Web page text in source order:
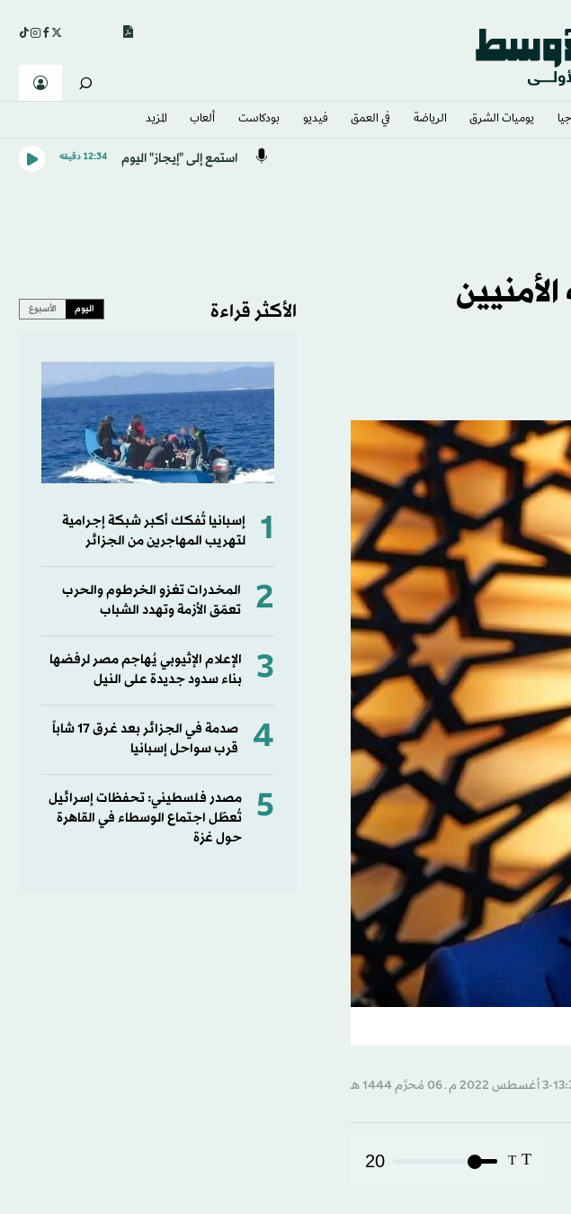
يوميات الشرق​ الرياضة في العمق فيديو بودكاست ألعاب المزيد
استمع إلى "إيجاز" اليوم 12:34 دقيقه
T
T
20
الأكثر قراءة اليوم الأسبوع
1
إسبانيا تُفكك أكبر شبكة إجرامية
لتهريب المهاجرين من الجزائر
2
المخدرات تغزو الخرطوم والحرب
تعمّق الأزمة وتهدد الشباب
3
الإعلام الإثيوبي يُهاجم مصر لرفضها
بناء سدود جديدة على النيل
4
صدمة في الجزائر بعد غرق 17 شاباً
قرب سواحل إسبانيا
5
مصدر فلسطيني: تحفظات إسرائيل
تُعطّل اجتماع الوسطاء في القاهرة
حول غزة